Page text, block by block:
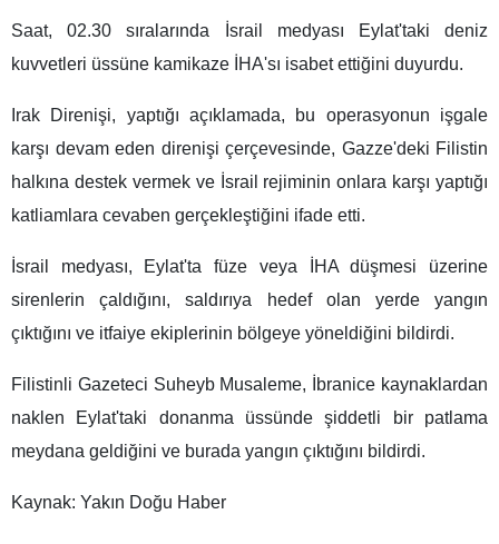
Saat, 02.30 sıralarında İsrail medyası Eylat'taki deniz
kuvvetleri üssüne kamikaze İHA'sı isabet ettiğini duyurdu.
Irak Direnişi, yaptığı açıklamada, bu operasyonun işgale
karşı devam eden direnişi çerçevesinde, Gazze'deki Filistin
halkına destek vermek ve İsrail rejiminin onlara karşı yaptığı
katliamlara cevaben gerçekleştiğini ifade etti.
İsrail medyası, Eylat'ta füze veya İHA düşmesi üzerine
sirenlerin çaldığını, saldırıya hedef olan yerde yangın
çıktığını ve itfaiye ekiplerinin bölgeye yöneldiğini bildirdi.
Filistinli Gazeteci Suheyb Musaleme, İbranice kaynaklardan
naklen Eylat'taki donanma üssünde şiddetli bir patlama
meydana geldiğini ve burada yangın çıktığını bildirdi.
Kaynak: Yakın Doğu Haber